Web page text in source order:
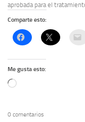
aprobada para el
Comparte esto:
Me gusta esto:
Cargando...
0 comentarios